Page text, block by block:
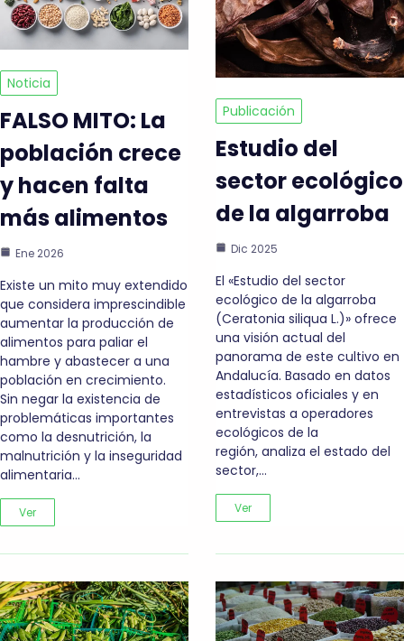
Noticia
FALSO MITO: La
población crece
y hacen falta
más alimentos
Ene 2026
Existe un mito muy extendido
que considera imprescindible
aumentar la producción de
alimentos para paliar el
hambre y abastecer a una
población en crecimiento.
Sin negar la existencia de
problemáticas importantes
como la desnutrición, la
malnutrición y la inseguridad
alimentaria…
Ver
Publicación
Estudio del
sector ecológico
de la algarroba
Dic 2025
El «Estudio del sector
ecológico de la algarroba
(Ceratonia siliqua L.)» ofrece
una visión actual del
panorama de este cultivo en
Andalucía. Basado en datos
estadísticos oficiales y en
entrevistas a operadores
ecológicos de la
región, analiza el estado del
sector,…
Ver